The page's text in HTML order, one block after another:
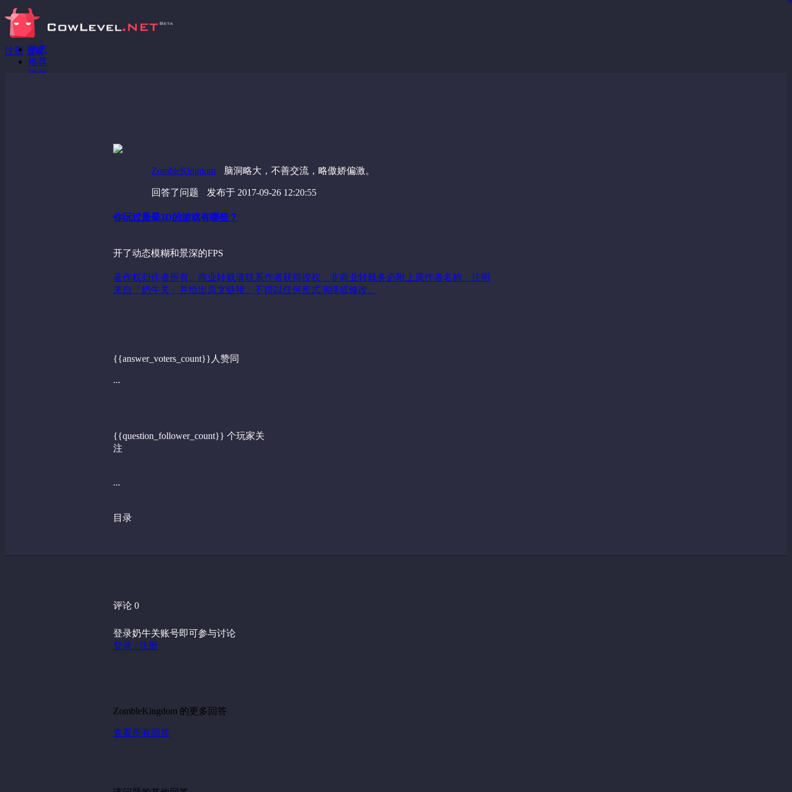
注册 登录
动态
推荐
游戏
ZombleKingdom 脑洞略大，不善交流，略傲娇偏激。
回答了问题 发布于 2017-09-26 12:20:55
你玩过最晕3D的游戏有哪些？
开了动态模糊和景深的FPS
著作权归作者所有。商业转载请联系作者获得授权，非商业转载务必附上原作者名称，注明
来自「奶牛关」并给出原文链接。不得以任何形式演绎或修改。
{{answer_voters_count}}人赞同
...
{{question_follower_count}} 个玩家关
注
...
目录
评论 0
登录奶牛关账号即可参与讨论
登录 / 注册
ZombleKingdom 的更多回答
查看所有回答